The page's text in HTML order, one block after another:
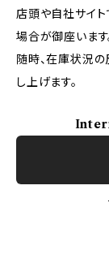
店頭や自社サイト
場合が御座います
随時、在庫状況の
し上げます。